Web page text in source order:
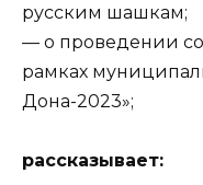
русским шашкам;
— о проведении
рамках
Дона-2023»;
рассказывает: